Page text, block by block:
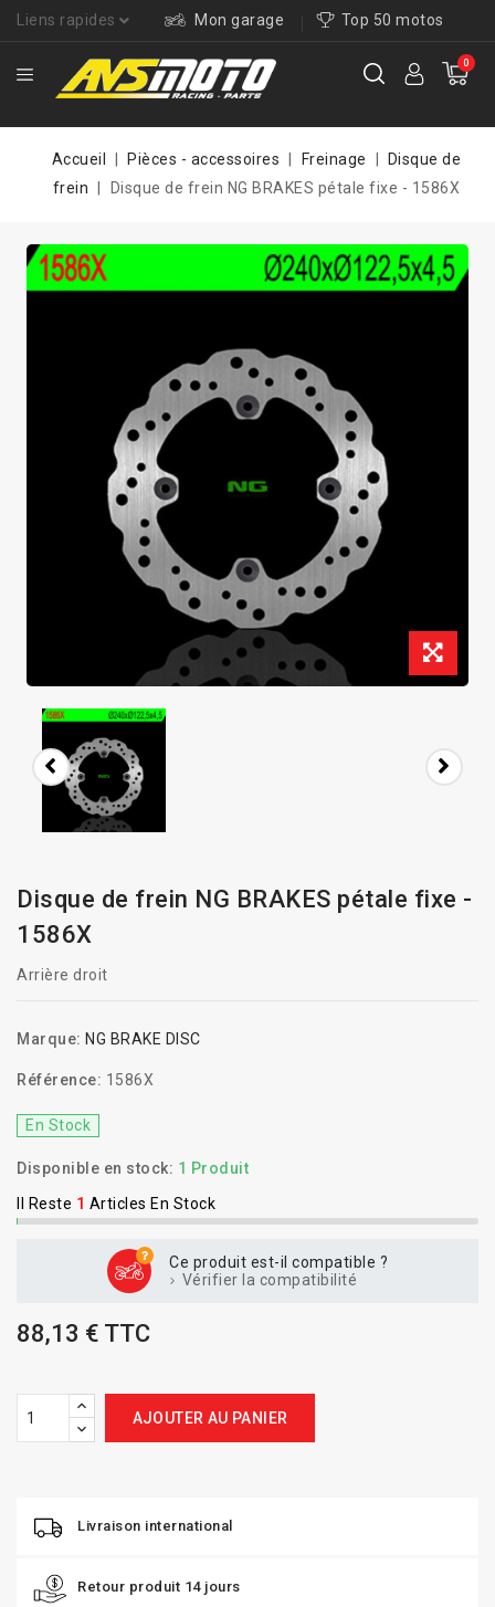
Liens rapides Mon garage Top 50 motos
0
Accueil Pièces - accessoires Freinage
Disque de
frein
Disque de frein NG BRAKES pétale fixe - 1586X
Disque de frein NG BRAKES pétale fixe -
1586X
Arrière droit
Marque: NG BRAKE DISC
Référence: 1586X
En Stock
Disponible en stock: 1 Produit
Il Reste 1 Articles En Stock
Ce produit est-il compatible ?
Vérifier la compatibilité
88,13 € TTC
AJOUTER AU PANIER
Livraison international
Retour produit 14 jours